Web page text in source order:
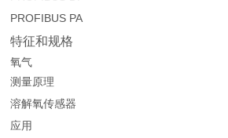
PROFIBUS PA
特征和规格
氧气
测量原理
溶解氧传感器
应用